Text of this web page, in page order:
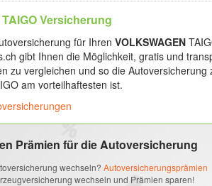
Versicherung
für Ihren VOLKSWAGEN
gibt Ihnen die Möglichkeit, gratis und
zu vergleichen und so die Autoversicherung
am vorteilhaftesten ist.
Prämien für die Autoversicherung
wechseln? Autoversicherungsprämien
wechseln und Prämien sparen!